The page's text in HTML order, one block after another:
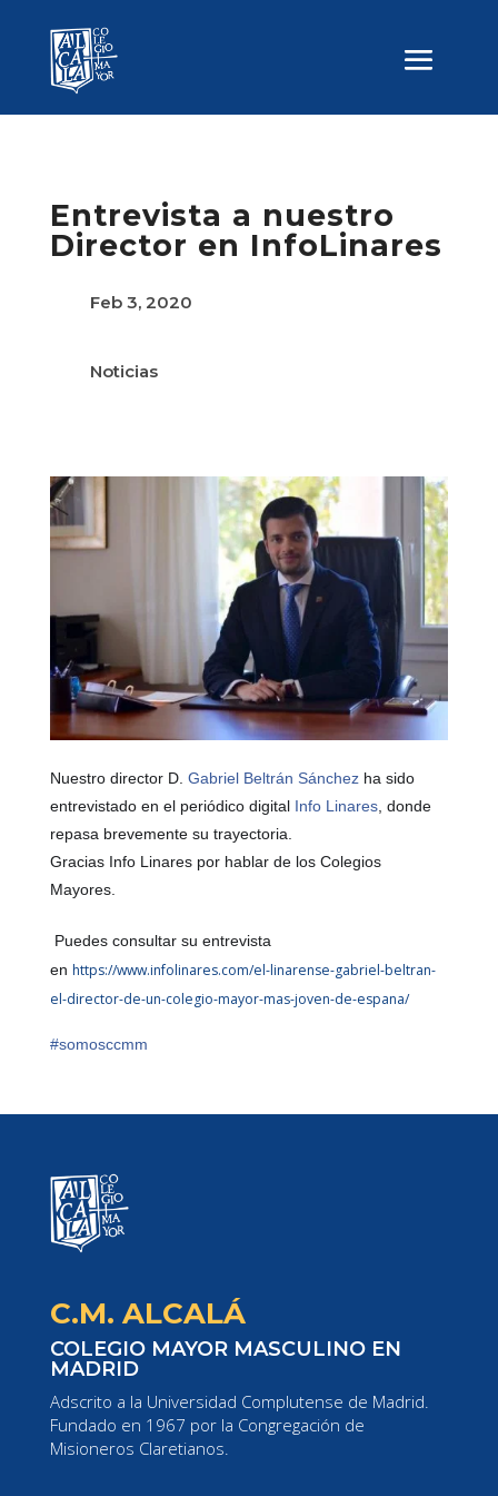
Entrevista a nuestro
Director en InfoLinares
Feb 3, 2020
Noticias
Nuestro director D. Gabriel Beltrán Sánchezha sido
entrevistado en el periódico digital Info Linares, donde
repasa brevemente su trayectoria.
Gracias Info Linares por hablar de los Colegios
Mayores.
Puedes consultar su entrevista
en https://www.infolinares.com/el-linarense-gabriel-beltran-
el-director-de-un-colegio-mayor-mas-joven-de-espana/
#somosccmm
C.M. ALCALÁ
COLEGIO MAYOR MASCULINO EN
MADRID
Adscrito a la Universidad Complutense de Madrid.
Fundado en 1967 por la Congregación de
Misioneros Claretianos.